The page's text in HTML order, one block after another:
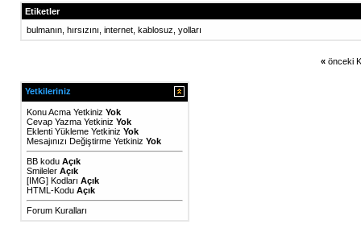
Etiketler
bulmanın hırsızını internet kablosuz yolları
« önceki
Yetkileriniz
Konu Acma Yetkiniz Yok
Cevap Yazma Yetkiniz Yok
Eklenti Yükleme Yetkiniz Yok
Mesajınızı Değiştirme Yetkiniz Yok
BB kodu Açık
Smileler Açık
[IMG] Kodları Açık
HTML-Kodu Açık
Forum Kuralları